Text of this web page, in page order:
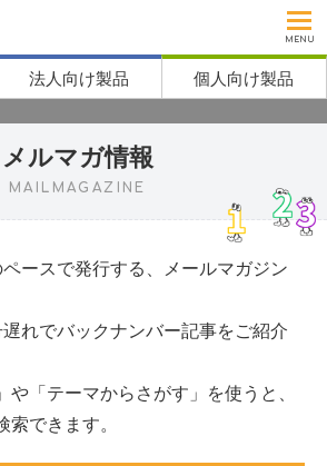
MENU
法人向け製品 個人向け製品
メルマガ情報
MAILMAGAZINE
ースで発行する、メールマガジン
れでバックナンバー記事をご紹介
や「テーマからさがす」を使うと、
索できます。